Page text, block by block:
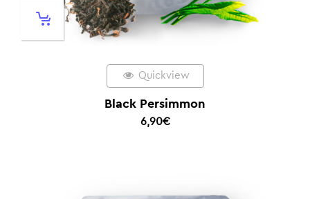
Quickview
Black Persimmon
6,90€